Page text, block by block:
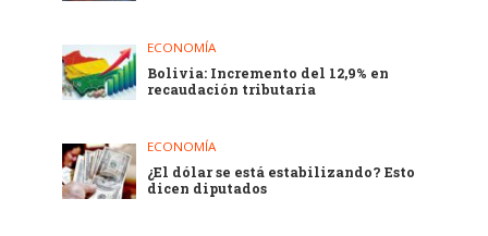
ECONOMÍA
Bolivia: Incremento del 12,9% en
recaudación tributaria
ECONOMÍA
¿El dólar se está estabilizando? Esto
dicen diputados